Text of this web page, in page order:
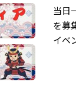
当日
を募
イベ